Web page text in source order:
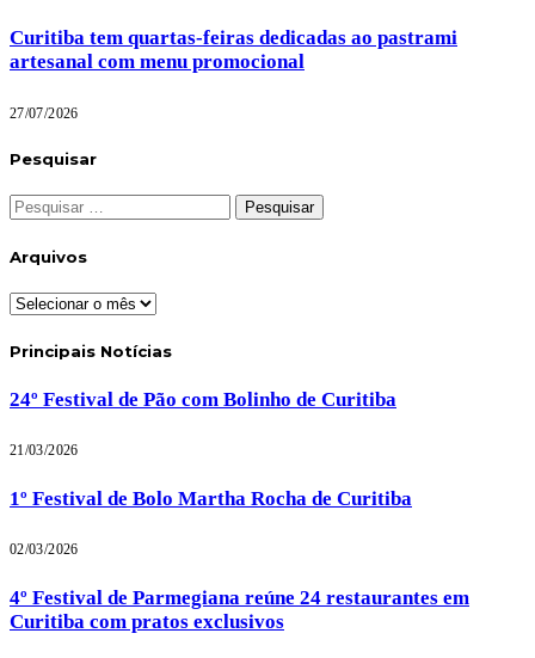
Curitiba tem quartas-feiras dedicadas ao pastrami
artesanal com menu promocional
27/07/2026
Pesquisar
Pesquisar
por:
Arquivos
Arquivos
Principais Notícias
24º Festival de Pão com Bolinho de Curitiba
21/03/2026
1º Festival de Bolo Martha Rocha de Curitiba
02/03/2026
4º Festival de Parmegiana reúne 24 restaurantes em
Curitiba com pratos exclusivos